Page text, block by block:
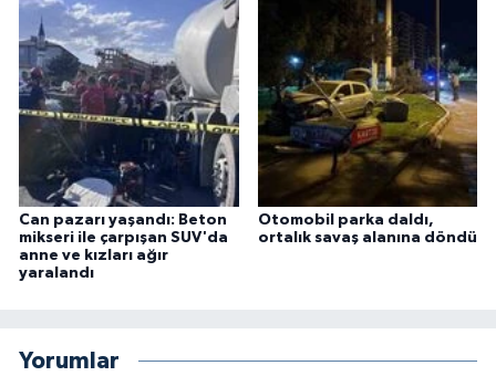
Can pazarı yaşandı: Beton
mikseri ile çarpışan SUV'da
anne ve kızları ağır
yaralandı
Otomobil parka daldı,
ortalık savaş alanına döndü
Yorumlar